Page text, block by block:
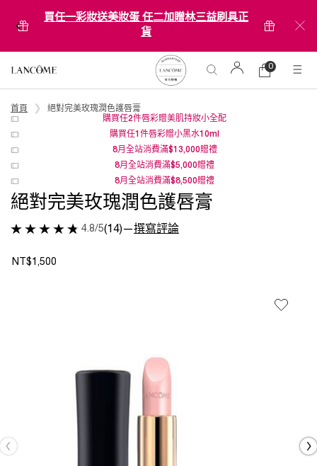
買任一彩妝送美妝蛋 任二加贈林三益刷具正
貨
購
物
0
0 product in
首頁
絕對完美玫瑰潤色護唇膏
購買任2件唇彩贈美肌持妝小全配
購買任1件唇彩贈小黑水10ml
8月全站消費滿$13,000贈禮
8月全站消費滿$5,000贈禮
8月全站消費滿$8,500贈禮
絕對完美玫瑰潤色護唇膏
4.8/5(14)—撰寫評論
NT$1,500